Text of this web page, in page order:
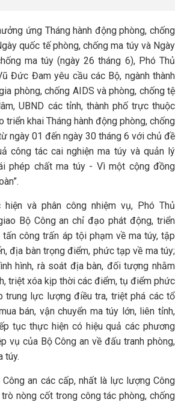
ứng Tháng hành động phòng, chống
quốc tế phòng, chống ma túy và Ngày
ma túy (ngày 26 tháng 6), Phó Thủ
Đức Đam yêu cầu các Bộ, ngành thành
phòng, chống AIDS và phòng, chống tệ
UBND các tỉnh, thành phố trực thuộc
triển khai Tháng hành động phòng, chống
ngày 01 đến ngày 30 tháng 6 với chủ đề
công tác cai nghiện ma túy và quản lý
phép chất ma túy - Vì một cộng đồng
và phân công nhiệm vụ, Phó Thủ
Bộ Công an chỉ đạo phát động, triển
công trấn áp tội phạm về ma túy, tập
địa bàn trọng điểm, phức tạp về ma túy;
hình, rà soát địa bàn, đối tượng nhằm
triệt xóa kịp thời các điểm, tụ điểm phức
trung lực lượng điều tra, triệt phá các tổ
bán, vận chuyển ma túy lớn, liên tỉnh,
tục thực hiện có hiệu quả các phương
vụ của Bộ Công an về đấu tranh phòng,
túy.
an các cấp, nhất là lực lượng Công
nòng cốt trong công tác phòng, chống